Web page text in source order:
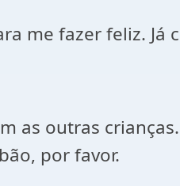
me fazer feliz. Já
as outras
por favor.